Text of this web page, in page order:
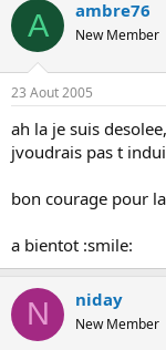
A ambre76
New Member
23 Aout 2005
ah la je suis
jvoudrais pas t
bon courage pour
a bientot :smile:
N niday
New Member